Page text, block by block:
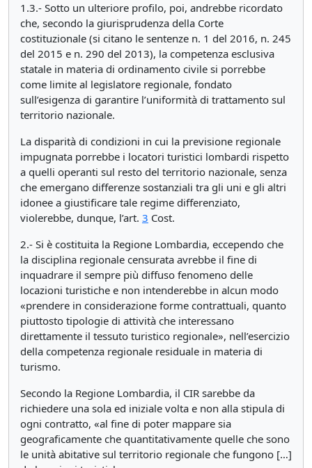
1.3.- Sotto un ulteriore profilo, poi, andrebbe ricordato
che, secondo la giurisprudenza della Corte
costituzionale (si citano le sentenze n. 1 del 2016, n. 245
del 2015 e n. 290 del 2013), la competenza esclusiva
statale in materia di ordinamento civile si porrebbe
come limite al legislatore regionale, fondato
sull’esigenza di garantire l’uniformità di trattamento sul
territorio nazionale.
La disparità di condizioni in cui la previsione regionale
impugnata porrebbe i locatori turistici lombardi rispetto
a quelli operanti sul resto del territorio nazionale, senza
che emergano differenze sostanziali tra gli uni e gli altri
idonee a giustificare tale regime differenziato,
violerebbe, dunque, l’art. 3 Cost.
2.- Si è costituita la Regione Lombardia, eccependo che
la disciplina regionale censurata avrebbe il fine di
inquadrare il sempre più diffuso fenomeno delle
locazioni turistiche e non intenderebbe in alcun modo
«prendere in considerazione forme contrattuali, quanto
piuttosto tipologie di attività che interessano
direttamente il tessuto turistico regionale», nell’esercizio
della competenza regionale residuale in materia di
turismo.
Secondo la Regione Lombardia, il CIR sarebbe da
richiedere una sola ed iniziale volta e non alla stipula di
ogni contratto, «al fine di poter mappare sia
geograficamente che quantitativamente quelle che sono
le unità abitative sul territorio regionale che fungono […]